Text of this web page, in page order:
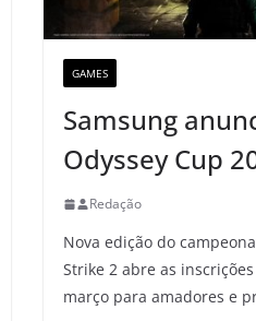
GAMES
Samsung
Odyssey Cup
Redação
Nova edição do
Strike 2 abre as
março para amadores e